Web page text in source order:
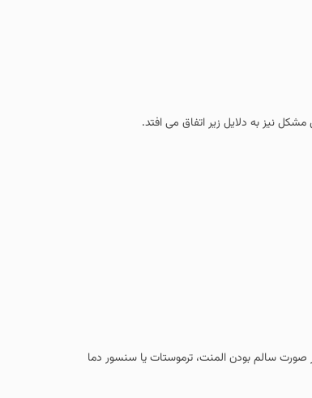
نیز به دلایل زیر اتفاق می افتد.
سالم بودن المنت، ترموستات یا سنسور دما